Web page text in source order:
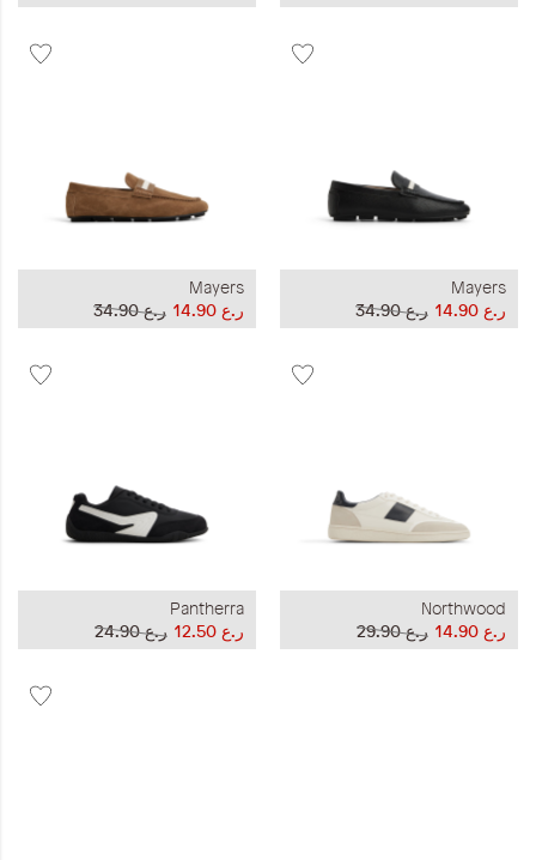
Mayers
ر.ع 34.90
ر.ع 14.90
Mayers
ر.ع 34.90
ر.ع 14.90
Northwood
ر.ع 29.90
ر.ع 14.90
Pantherra
ر.ع 24.90
ر.ع 12.50